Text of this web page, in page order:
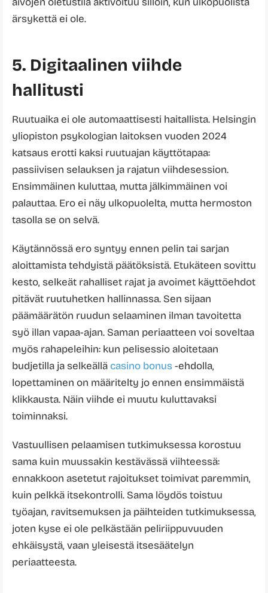
ärsykettä ei ole.
5. Digitaalinen viihde
hallitusti
Ruutuaika ei ole automaattisesti haitallista. Helsingin
yliopiston psykologian laitoksen vuoden 2024
katsaus erotti kaksi ruutuajan käyttötapaa:
passiivisen selauksen ja rajatun viihdesession.
Ensimmäinen kuluttaa, mutta jälkimmäinen voi
palauttaa. Ero ei näy ulkopuolelta, mutta hermoston
tasolla se on selvä.
Käytännössä ero syntyy ennen pelin tai sarjan
aloittamista tehdyistä päätöksistä. Etukäteen sovittu
kesto, selkeät rahalliset rajat ja avoimet käyttöehdot
pitävät ruutuhetken hallinnassa. Sen sijaan
päämäärätön ruudun selaaminen ilman tavoitetta
syö illan vapaa-ajan. Saman periaatteen voi soveltaa
myös rahapeleihin: kun pelisessio aloitetaan
budjetilla ja selkeällä casino bonus-ehdolla,
lopettaminen on määritelty jo ennen ensimmäistä
klikkausta. Näin viihde ei muutu kuluttavaksi
toiminnaksi.
Vastuullisen pelaamisen tutkimuksessa korostuu
sama kuin muussakin kestävässä viihteessä:
ennakkoon asetetut rajoitukset toimivat paremmin,
kuin pelkkä itsekontrolli. Sama löydös toistuu
työajan, ravitsemuksen ja päihteiden tutkimuksessa,
joten kyse ei ole pelkästään peliriippuvuuden
ehkäisystä, vaan yleisestä itsesäätelyn
periaatteesta.